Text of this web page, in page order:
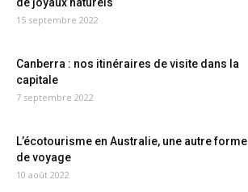
15 septembre 2022
Canberra : nos itinéraires de visite dans la
capitale
7 septembre 2022
L’écotourisme en Australie, une autre forme
de voyage
10 août 2022